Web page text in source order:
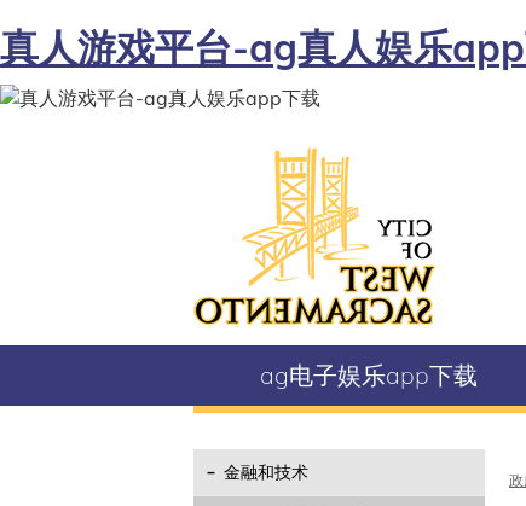
真人游戏平台-ag真人娱乐
拉
门
市
ag电子娱乐app下载
金融和技术